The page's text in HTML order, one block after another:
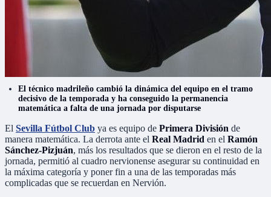
El técnico madrileño cambió la dinámica del equipo en el tramo
decisivo de la temporada y ha conseguido la permanencia
matemática a falta de una jornada por disputarse
El Sevilla Fútbol Club ya es equipo de Primera División de
manera matemática. La derrota ante el Real Madrid en el Ramón
Sánchez-Pizjuán, más los resultados que se dieron en el resto de la
jornada, permitió al cuadro nervionense asegurar su continuidad en
la máxima categoría y poner fin a una de las temporadas más
complicadas que se recuerdan en Nervión.